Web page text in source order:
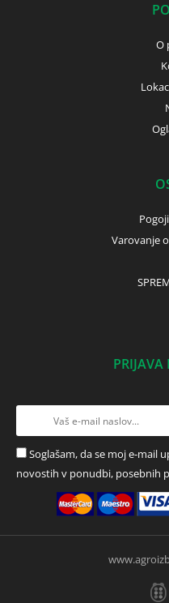
O
Varovanje
Soglašam, da se moj e-mail
novostih v ponudbi, posebnih